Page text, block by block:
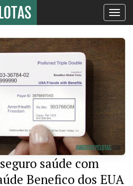
Toggle
saúde com
Benefico dos EUA